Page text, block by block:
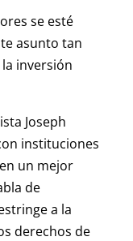
se esté
asunto tan
inversión
Joseph
instituciones
un mejor
de
a la
derechos de